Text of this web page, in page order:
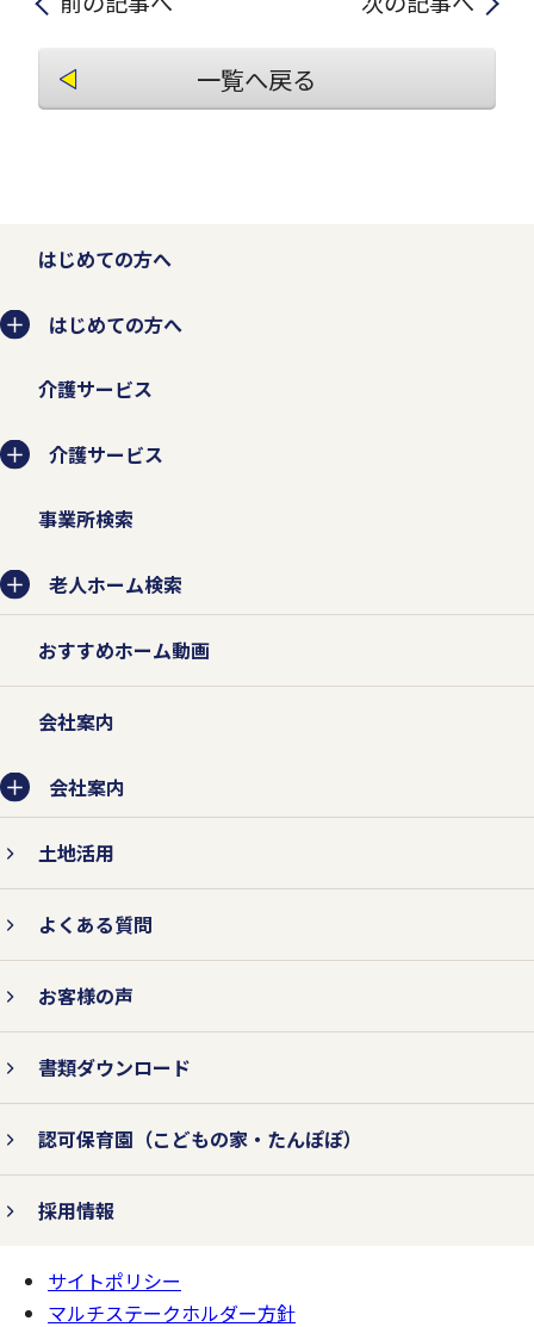
一覧へ戻る
はじめての方へ
はじめての方へ
介護サービス
介護サービス
事業所検索
老人ホーム検索
おすすめホーム動画
会社案内
会社案内
土地活用
よくある質問
お客様の声
書類ダウンロード
認可保育園 （こどもの家・たんぽぽ）
採用情報
ページの
一番上へ
サイトポリシー
マルチステークホルダー方針